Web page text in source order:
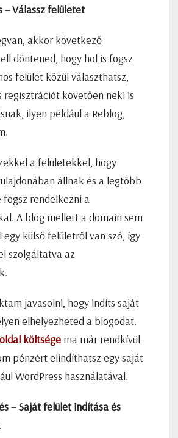
– Válassz felületet
akkor következő
döntened, hogy hol is fogsz
felület közül választhatsz,
regisztrációt követően neki is
ilyen például a Reblog,
a felületekkel, hogy
állnak és a legtöbb
fogsz rendelkezni a
A blog mellett a domain sem
egy külső felületről van szó, így
szolgáltatva az
javasolni, hogy indíts saját
elhelyezheted a blogodat.
költsége ma már rendkívül
pénzért elindíthatsz egy saját
WordPress használatával.
– Saját felület indítása és